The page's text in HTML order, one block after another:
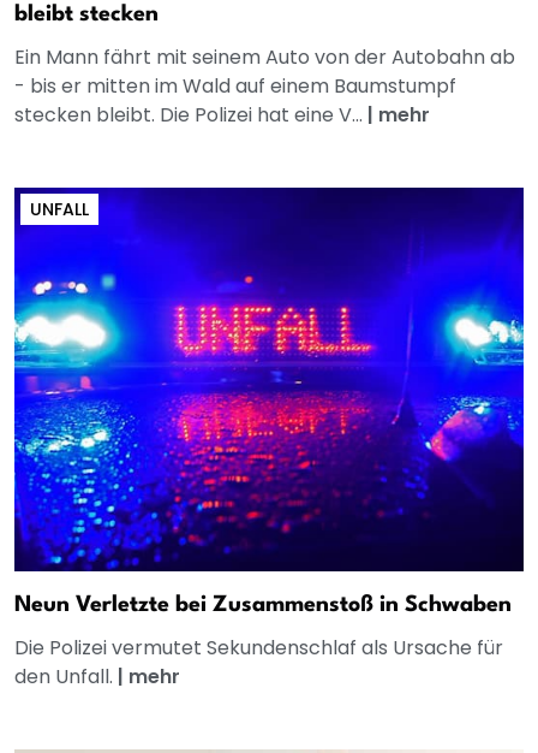
bleibt stecken
Ein Mann fährt mit seinem Auto von der Autobahn ab
- bis er mitten im Wald auf einem Baumstumpf
stecken bleibt. Die Polizei hat eine V... | mehr
UNFALL
Neun Verletzte bei Zusammenstoß in Schwaben
Die Polizei vermutet Sekundenschlaf als Ursache für
den Unfall. | mehr